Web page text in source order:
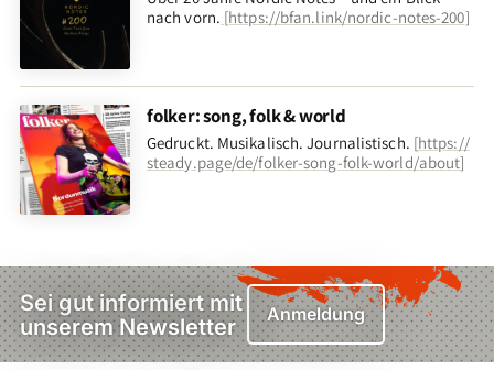
nach vorn. [https://bfan.link/nordic-notes-200]
folker: song, folk & world
Gedruckt. Musikalisch. Journalistisch. [https://
steady.page/de/folker-song-folk-world/about]
Sei gut informiert mit
unserem Newsletter
Anmeldung